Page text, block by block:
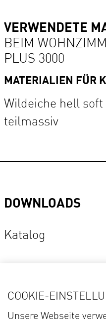
VERWENDETE
BEIM
PLUS 3000
MATERIALIEN FÜR
Wildeiche hell
teilmassiv
DOWNLOADS
Katalog
Bestellzeichen zur Unterscheidung der
COOKIE-
Unsere Webseite